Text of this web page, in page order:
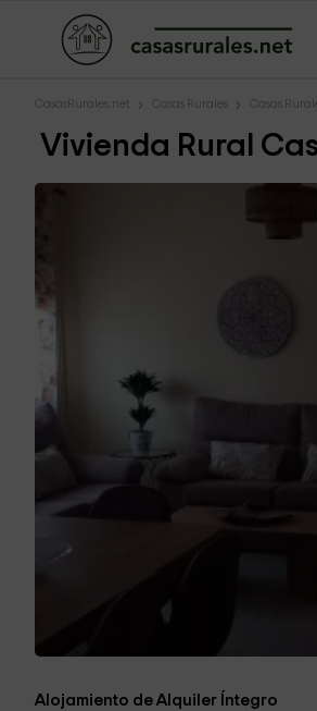
CasasRurales.net Casas Rurales Casas
Vivienda Rural
Alojamiento de Alquiler Íntegro